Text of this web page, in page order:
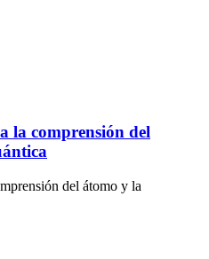
la comprensión del
del átomo y la